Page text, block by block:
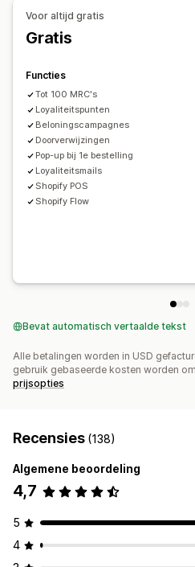
POS-beloningen
Vroege toegang
Voor altijd gratis
Gratis
Functies
Tot 100 MRC's
Loyaliteitspunten
Beloningscampagnes
Doorverwijzingen
Pop-up bij 1e bestelling
Loyaliteitsmails
Shopify POS
Shopify Flow
Bevat automatisch vertaalde tekst
Alle betalingen worden in USD
gebruik gebaseerde kosten worden
prijsopties
Recensies (138)
Algemene beoordeling
4,7
5
4